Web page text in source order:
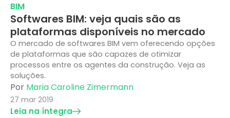
BIM
Softwares BIM: veja quais são as
plataformas disponíveis no mercado
O mercado de softwares BIM vem oferecendo opções
de plataformas que são capazes de otimizar
processos entre os agentes da construção. Veja as
soluções.
Por Maria Caroline Zimermann
27 mar 2019
Leia na íntegra